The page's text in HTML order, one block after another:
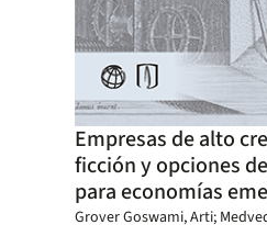
Empresas de alto
ficción y opciones
para economías
Grover Goswami, Arti;